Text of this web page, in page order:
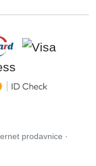
prodavnice ·